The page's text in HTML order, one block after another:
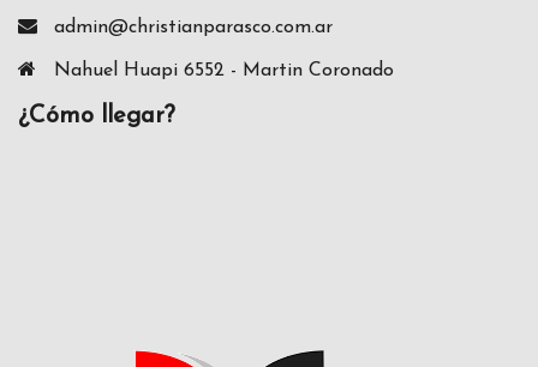
admin@christianparasco.com.ar
Nahuel Huapi 6552 - Martin Coronado
¿Cómo llegar?